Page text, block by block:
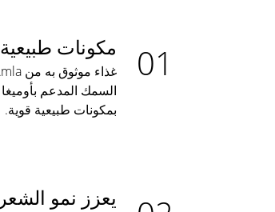
مكونات طبيعية
بمكونات طبيعية قوية.
يعزز نمو الشعر